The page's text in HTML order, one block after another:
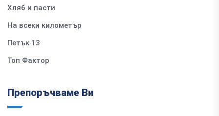
Хляб и пасти
На всеки километър
Петък 13
Топ Фактор
Препоръчваме Ви